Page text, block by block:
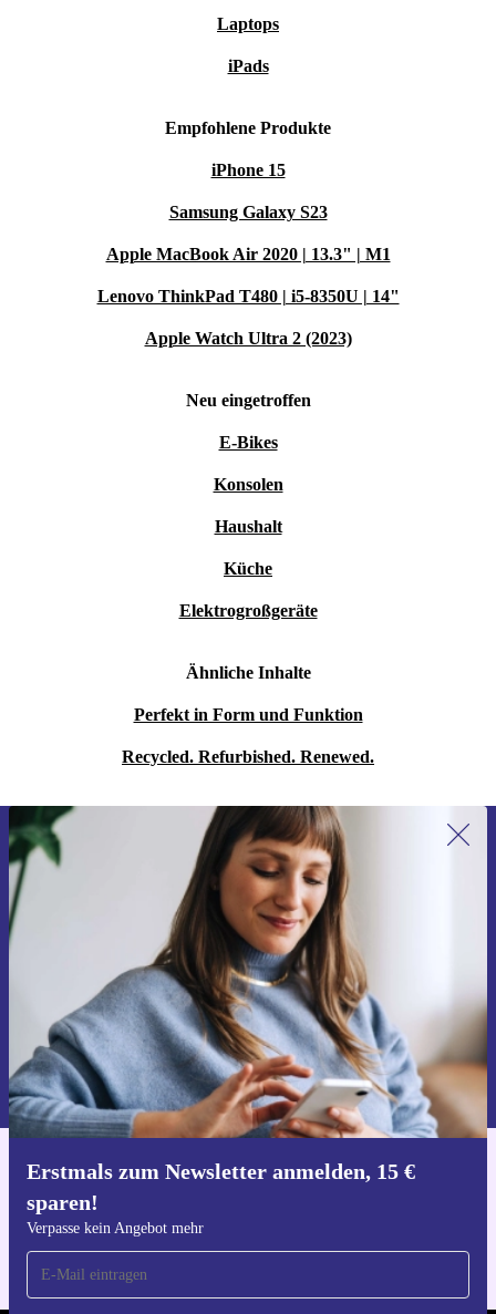
AUTHOR: Sebastião Salgado Lélia Wanick Salgado
Erstveröffentlichung: 31/03/2013 Sprache des Buchs:
Fotografie Maße: 24.3 cm x 35.5 cm, Gewicht 3.92 kg
Laptops
iPads
Empfohlene Produkte
iPhone 15
Samsung Galaxy S23
Apple MacBook Air 2020 | 13.3" | M1
Lenovo ThinkPad T480 | i5-8350U | 14"
Apple Watch Ultra 2 (2023)
Neu eingetroffen
E-Bikes
Konsolen
Haushalt
Küche
Elektrogroßgeräte
Ähnliche Inhalte
Perfekt in Form und Funktion
Recycled. Refurbished. Renewed.
Erstmals zum Newsletter anmelden, 15 €
sparen!
Verpasse kein Angebot mehr
Erstmals zum Newsletter anmelden,
15 € sparen!
Verpasse kein Angebot mehr.
Gutschein anfordern
Informationen über die Verwendung personenbezogener Daten findest
du in unserer
Datenschutzerklärung.
Hol dir die refurbed-App